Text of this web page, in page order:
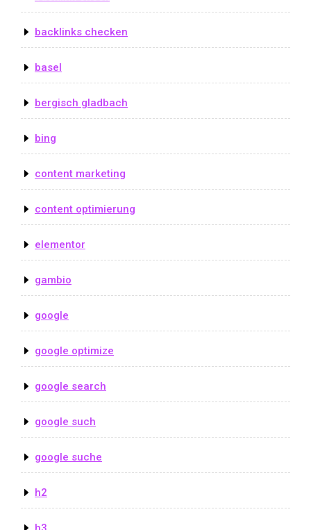
backlinks checken
basel
bergisch gladbach
bing
content marketing
content optimierung
elementor
gambio
google
google optimize
google search
google such
google suche
h2